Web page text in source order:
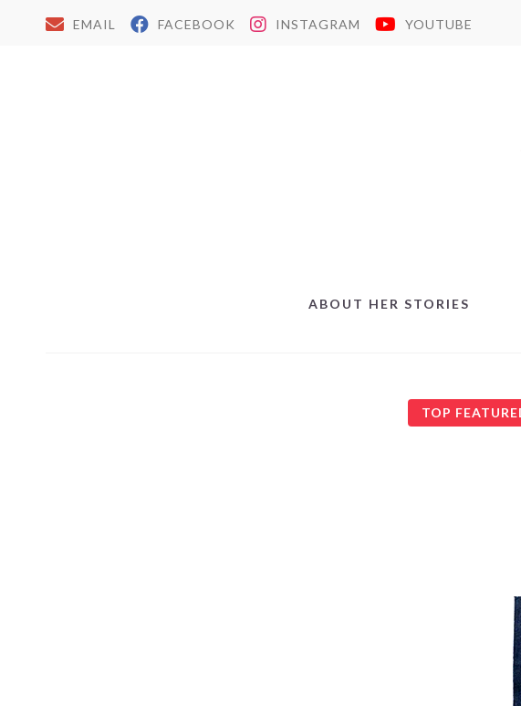
EMAIL FACEBOOK INSTAGRAM YOUTUBE
ABOUT HER STORIES
TOP